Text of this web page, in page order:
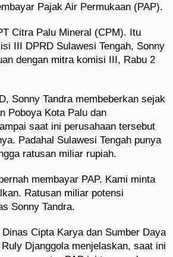
Pajak Air Permukaan (PAP).
Citra Palu Mineral (CPM). Itu
III DPRD Sulawesi Tengah, Sonny
dengan mitra komisi III, Rabu 2
Sonny Tandra membeberkan sejak
Poboya Kota Palu dan
saat ini perusahaan tersebut
Padahal Sulawesi Tengah punya
ratusan miliar rupiah.
membayar PAP. Kami minta
Ratusan miliar potensi
Sonny Tandra.
Cipta Karya dan Sumber Daya
Djanggola menjelaskan, saat ini